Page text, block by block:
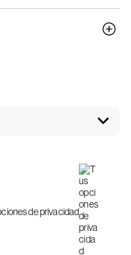
de privacidad